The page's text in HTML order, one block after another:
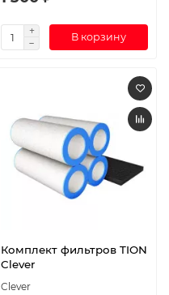
В корзину
Комплект фильтров TION
Clever
Clever